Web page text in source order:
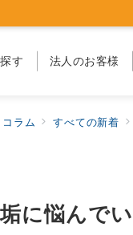
す 法人のお客様
コラム すべての新着
に悩んで